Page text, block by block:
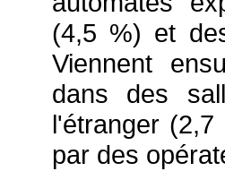
(4,5 %) et
Viennent
dans des
l'étranger
par des